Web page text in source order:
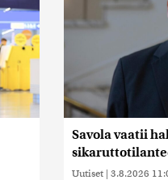
Savola vaatii
Uutiset | 3.8.2026